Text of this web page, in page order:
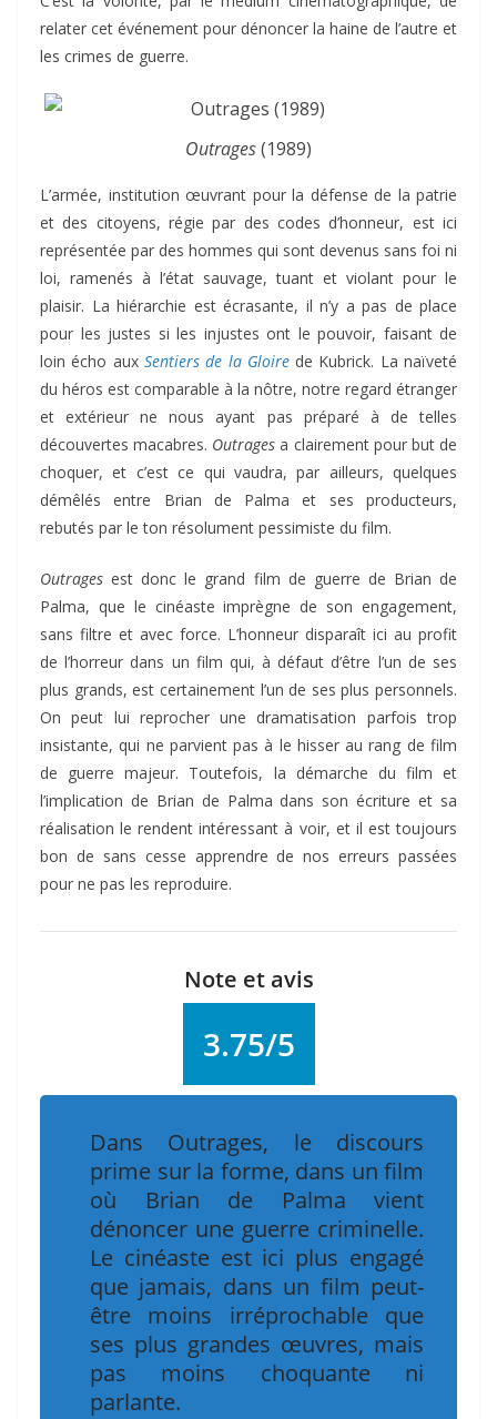
relater cet événement pour dénoncer la haine de l’autre et
les crimes de guerre.
Outrages(1989)
L’armée, institution œuvrant pour la défense de la patrie
et des citoyens, régie par des codes d’honneur, est ici
représentée par des hommes qui sont devenus sans foi ni
loi, ramenés à l’état sauvage, tuant et violant pour le
plaisir. La hiérarchie est écrasante, il n’y a pas de place
pour les justes si les injustes ont le pouvoir, faisant de
loin écho aux Sentiers de la Gloirede Kubrick. La naïveté
du héros est comparable à la nôtre, notre regard étranger
et extérieur ne nous ayant pas préparé à de telles
découvertes macabres. Outrages a clairement pour but de
choquer, et c’est ce qui vaudra, par ailleurs, quelques
démêlés entre Brian de Palma et ses producteurs,
rebutés par le ton résolument pessimiste du film.
Outrages est donc le grand film de guerre de Brian de
Palma, que le cinéaste imprègne de son engagement,
sans filtre et avec force. L’honneur disparaît ici au profit
de l’horreur dans un film qui, à défaut d’être l’un de ses
plus grands, est certainement l’un de ses plus personnels.
On peut lui reprocher une dramatisation parfois trop
insistante, qui ne parvient pas à le hisser au rang de film
de guerre majeur. Toutefois, la démarche du film et
l’implication de Brian de Palma dans son écriture et sa
réalisation le rendent intéressant à voir, et il est toujours
bon de sans cesse apprendre de nos erreurs passées
pour ne pas les reproduire.
Note et avis
3.75/5
Dans Outrages, le discours
prime sur la forme, dans un film
où Brian de Palma vient
dénoncer une guerre criminelle.
Le cinéaste est ici plus engagé
que jamais, dans un film peut-
être moins irréprochable que
ses plus grandes œuvres, mais
pas moins choquante ni
parlante.